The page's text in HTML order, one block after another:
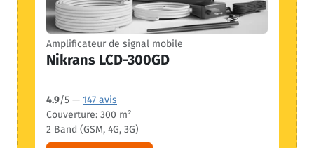
Amplificateur de signal mobile
Nikrans LCD-300GD
4.9/5 — 147 avis
Couverture: 300 m²
2 Band (GSM, 4G, 3G)